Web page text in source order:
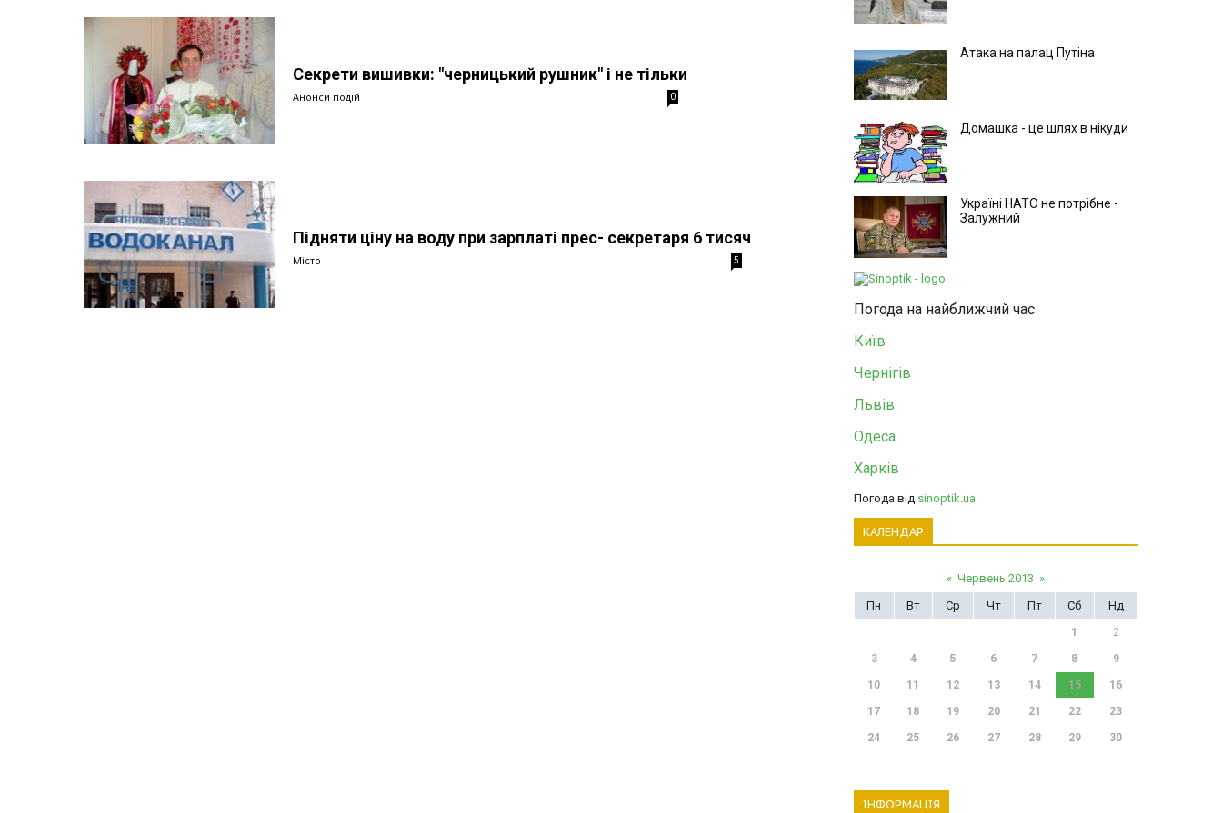
Секрети вишивки: "черницький рушник" і не тільки
Анонси подій 0
Підняти ціну на воду при зарплаті прес- секретаря 6 тисяч
Місто 5
Атака на палац Путіна
Домашка - це шлях в нікуди
Україні НАТО не потрібне -
Залужний
Погода на найближчий час
Київ
Чернігів
Львів
Одеса
Харків
Погода від sinoptik.ua
КАЛЕНДАР
« Червень 2013 »
Пн
Вт Ср Чт Пт Сб Нд
1 2
3 4 5 6 7 8 9
10 11 12 13 14 15 16
17 18 19 20 21 22 23
24 25 26 27 28 29 30
ІНФОРМАЦІЯ